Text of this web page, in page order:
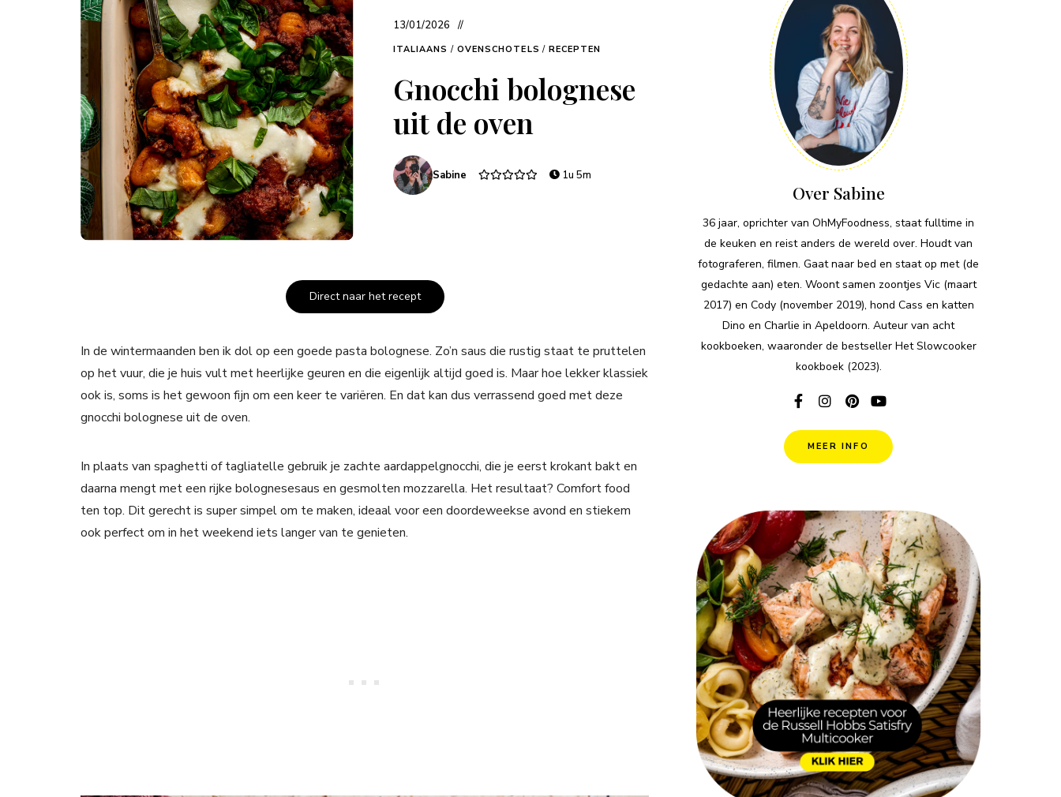
13/01/2026
ITALIAANS / OVENSCHOTELS / RECEPTEN
Gnocchi bolognese
uit de oven
Sabine 1u 5m
Direct naar het recept
In de wintermaanden ben ik dol op een goede pasta bolognese. Zo’n saus die rustig staat te pruttelen
op het vuur, die je huis vult met heerlijke geuren en die eigenlijk altijd goed is. Maar hoe lekker klassiek
ook is, soms is het gewoon fijn om een keer te variëren. En dat kan dus verrassend goed met deze
gnocchi bolognese uit de oven.
In plaats van spaghetti of tagliatelle gebruik je zachte aardappelgnocchi, die je eerst krokant bakt en
daarna mengt met een rijke bolognesesaus en gesmolten mozzarella. Het resultaat? Comfort food
ten top. Dit gerecht is super simpel om te maken, ideaal voor een doordeweekse avond en stiekem
ook perfect om in het weekend iets langer van te genieten.
Over Sabine
36 jaar, oprichter van OhMyFoodness, staat fulltime in
de keuken en reist anders de wereld over. Houdt van
fotograferen, filmen. Gaat naar bed en staat op met (de
gedachte aan) eten. Woont samen zoontjes Vic (maart
2017) en Cody (november 2019), hond Cass en katten
Dino en Charlie in Apeldoorn. Auteur van acht
kookboeken, waaronder de bestseller Het Slowcooker
kookboek (2023).
MEER INFO